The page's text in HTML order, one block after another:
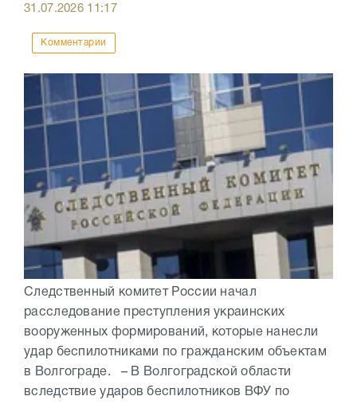
31.07.2026 11:17
Комментарии
Следственный комитет России начал
расследование преступления украинских
вооруженных формирований, которые нанесли
удар беспилотниками по гражданским объектам
в Волгограде. – В Волгоградской области
вследствие ударов беспилотников ВФУ по